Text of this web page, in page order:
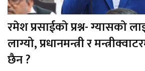
रमेश प्रसाईको प्रश्न- ग्यासको
लाग्यो, प्रधानमन्त्री र
छैन ?